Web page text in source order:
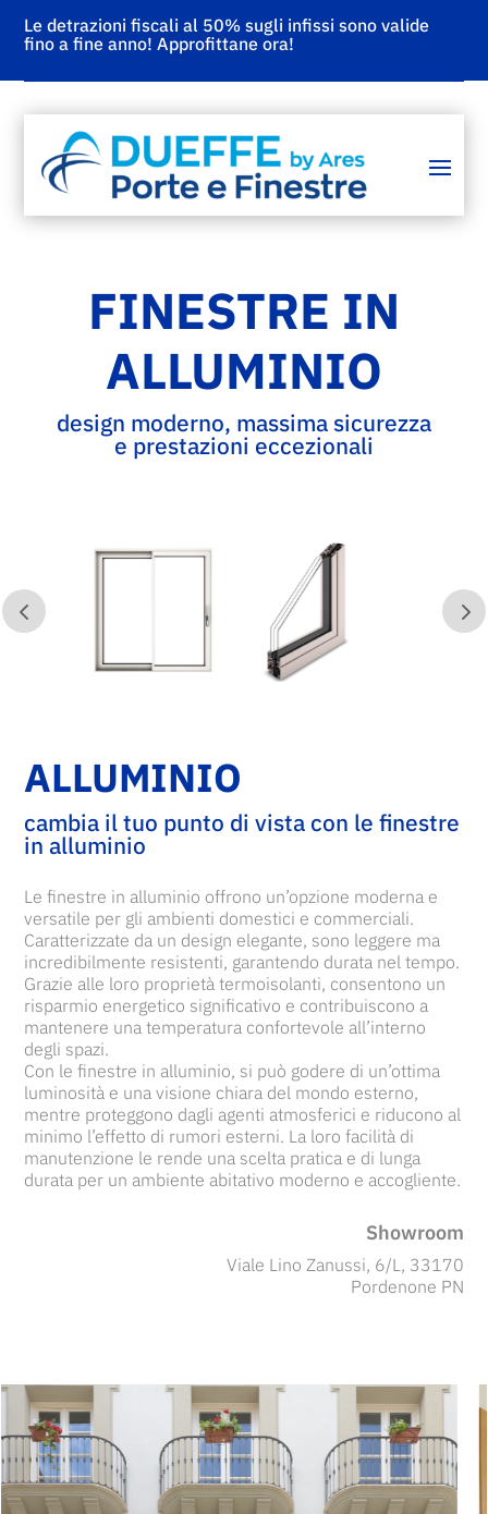
Le detrazioni fiscali al 50% sugli infissi sono valide
fino a fine anno! Approfittane ora!
FINESTRE IN
ALLUMINIO
design moderno, massima sicurezza
e prestazioni eccezionali
ALLUMINIO
cambia il tuo punto di vista con le finestre
in alluminio
Le finestre in alluminio offrono un’opzione moderna e
versatile per gli ambienti domestici e commerciali.
Caratterizzate da un design elegante, sono leggere ma
incredibilmente resistenti, garantendo durata nel tempo.
Grazie alle loro proprietà termoisolanti, consentono un
risparmio energetico significativo e contribuiscono a
mantenere una temperatura confortevole all’interno
degli spazi.
Con le finestre in alluminio, si può godere di un’ottima
luminosità e una visione chiara del mondo esterno,
mentre proteggono dagli agenti atmosferici e riducono al
minimo l’effetto di rumori esterni. La loro facilità di
manutenzione le rende una scelta pratica e di lunga
durata per un ambiente abitativo moderno e accogliente.
Showroom
Viale Lino Zanussi, 6/L, 33170
Pordenone PN